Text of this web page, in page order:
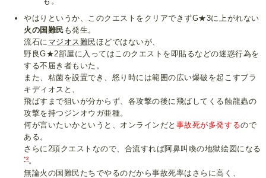
やはりというか、このクエストをクリアできずG★3に上がれない
火の国難民 も発生。
流石に マジオス難民ほどではないが、
野良G★2部屋に入ってはこのクエストを即貼るなどの迷惑行為を
する不届き者もいた。
また、粘菌を設置でき、怒り時には範囲の広い爆破を起こすブラ
キディオスと、
飛ばすまで狙いが分からず、各攻撃の後に飛ばしてくる蝕龍蟲の
攻撃を持つジンオウガ亜種。
何が言いたいかというと、オンラインだと 事故死が多発するので
ある。
さらに2頭クエストなので、合流すれば阿鼻叫喚の地獄絵図になる
*2。
無論火の国難民たちでやるのだから事故死率はさらに高く、